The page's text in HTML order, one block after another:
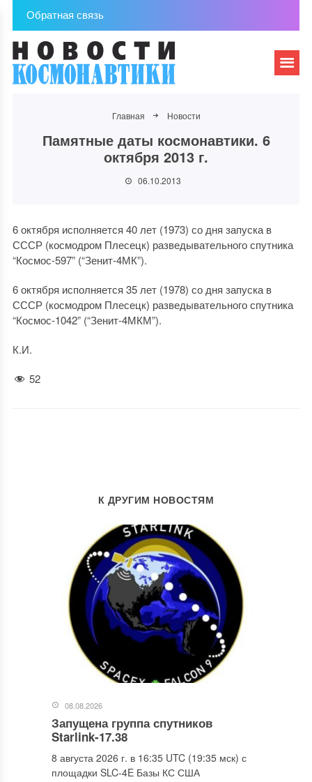
Обратная связь
Главная Новости
Памятные даты космонавтики. 6
октября 2013 г.
06.10.2013
6 октября исполняется 40 лет (1973) со дня запуска в
СССР (космодром Плесецк) разведывательного спутника
“Космос-597” (“Зенит-4МК”).
6 октября исполняется 35 лет (1978) со дня запуска в
СССР (космодром Плесецк) разведывательного спутника
“Космос-1042” (“Зенит-4МКМ”).
К.И.
52
К ДРУГИМ НОВОСТЯМ
08.08.2026
Запущена группа спутников
Starlink-17.38
8 августа 2026 г. в 16:35 UTC (19:35 мск) с
площадки SLC-4E Базы КС США